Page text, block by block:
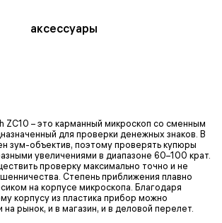
аксессуары
ZC10 – это карманный микроскоп со сменным
для проверки денежных знаков. В
зум-объектив, поэтому проверять купюры
увеличениями в диапазоне 60–100 крат.
проверку максимально точно и не
Степень приближения плавно
на корпусе микроскопа. Благодаря
корпусу из пластика прибор можно
на рынок, и в магазин, и в деловой перелет.